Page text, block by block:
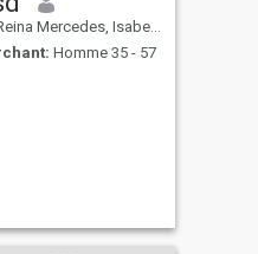
Mercedes, Isabela, Philippines
Homme 35 - 57